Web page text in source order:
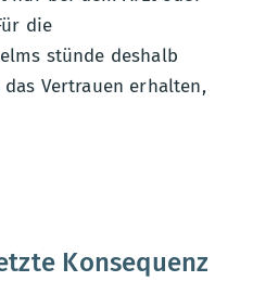
die
stünde deshalb
das Vertrauen erhalten,
Konsequenz